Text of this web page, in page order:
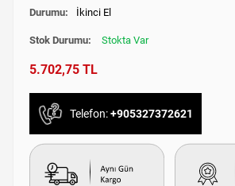
Durumu: İkinci El
Stok Durumu: Stokta Var
5.702,75 TL
Telefon:+905327372621